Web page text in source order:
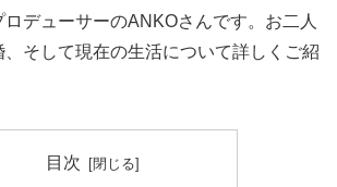
デューサーのANKOさんです。お二人
そして現在の生活について詳しくご紹
目次